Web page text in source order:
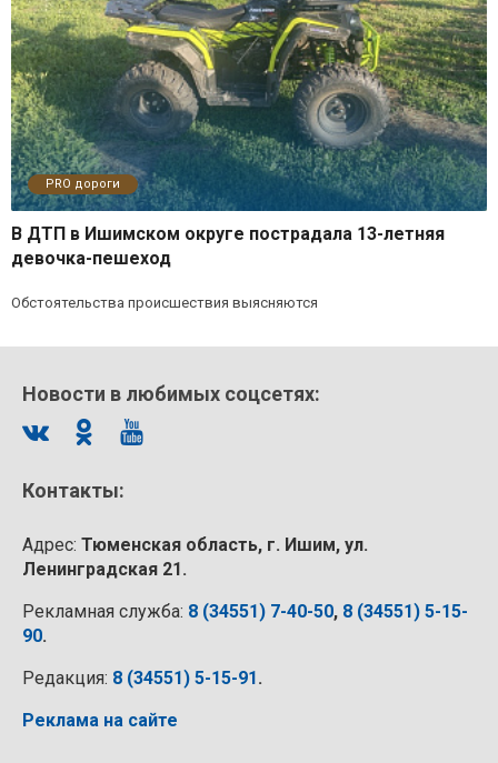
PRO дороги
В ДТП в Ишимском округе пострадала 13-летняя
девочка-пешеход
Обстоятельства происшествия выясняются
Новости в любимых соцсетях:
Контакты:
Адрес: Тюменская область, г. Ишим, ул.
Ленинградская 21.
Рекламная служба: 8 (34551) 7-40-50, 8 (34551) 5-15-
90.
Редакция: 8 (34551) 5-15-91.
Реклама на сайте